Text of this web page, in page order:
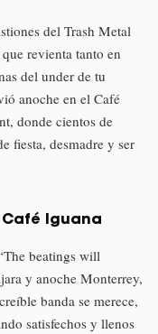
del Trash Metal
revienta tanto en
del under de tu
anoche en el Café
donde cientos de
fiesta, desmadre y ser
Café Iguana
beatings will
y anoche Monterrey,
banda se merece,
satisfechos y llenos